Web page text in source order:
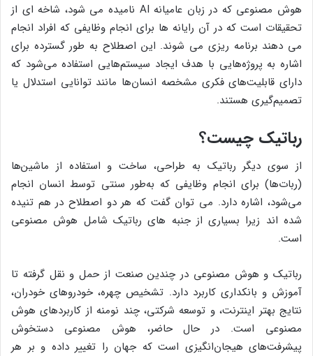
هوش مصنوعی که در زبان عامیانه AI نامیده می شود، شاخه ای از
تحقیقات است که در آن رایانه ها برای انجام وظایفی که افراد انجام
می دهند برنامه ریزی می شوند. این اصطلاح به طور گسترده برای
اشاره به پروژه‌هایی با هدف ایجاد سیستم‌هایی استفاده می‌شود که
دارای قابلیت‌های فکری مشخصه انسان‌ها مانند توانایی استدلال یا
تصمیم‌گیری هستند.
رباتیک چیست؟
از سوی دیگر رباتیک به طراحی، ساخت و استفاده از ماشین‌ها
(ربات‌ها) برای انجام وظایفی که به‌طور سنتی توسط انسان انجام
می‌شود، اشاره دارد. می توان گفت که هر دو اصطلاح در هم تنیده
شده اند زیرا بسیاری از جنبه های رباتیک شامل هوش مصنوعی
است.
رباتیک و هوش مصنوعی در چندین صنعت از حمل و نقل گرفته تا
آموزش و بانکداری کاربرد دارد. تشخیص چهره، خودروهای خودران،
نتایج بهتر اینترنت، و توسعه شرکتی، چند نومنه از کاربردهای هوش
مصنوعی است. در حال حاضر، هوش مصنوعی دستخوش
پیشرفت‌های هیجان‌انگیزی است که جهان را تغییر داده و بر هر